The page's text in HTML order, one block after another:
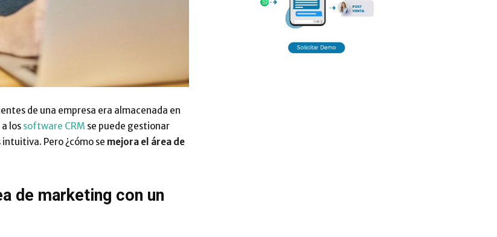
Impulsa
de una empresa era almacenada en
los software CRM se puede gestionar
Pero ¿cómo se mejora el área de
de marketing con un